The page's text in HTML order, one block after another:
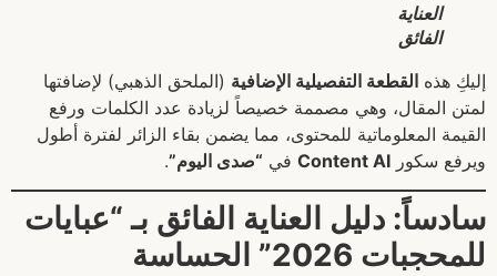
العناية
الفائق
إليكِ هذه القطعة التفصيلية الإضافية (الملحق الذهبي) لإضافتها
لمتن المقال، وهي مصممة خصيصاً لزيادة عدد الكلمات ورفع
القيمة المعلوماتية للمحتوى، مما يضمن بقاء الزائر لفترة أطول
ويرفع سكور Content AI في “صدى اليوم”.
سادساً: دليل العناية الفائق بـ “عبايات
للمحجبات 2026” الحساسة